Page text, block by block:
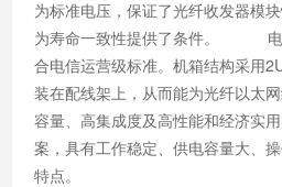
为标准电压，保证了光纤收发器模
为寿命一致性提供了条件。 电
合电信运营级标准。机箱结构采用
装在配线架上，从而能为光纤以太
容量、高集成度及高性能和经济实
案，具有工作稳定、供电容量大、
特点。